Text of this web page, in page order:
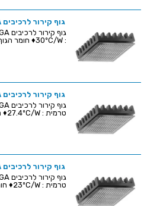
גוף קירור לרכיבים 14X14X6MM - BGA
: 30ºC/W♦ חומר הגוף קירור : אלומ...
גוף קירור לרכיבים 14X14X10MM - BGA
טרמית : 27.4ºC/W♦ חומר הגוף קירור : א...
גוף קירור לרכיבים 23X23X6MM - BGA
טרמית : 23ºC/W♦ חומר הגוף קיר...